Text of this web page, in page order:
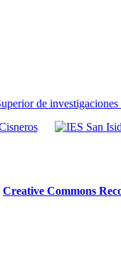
Creative Commons